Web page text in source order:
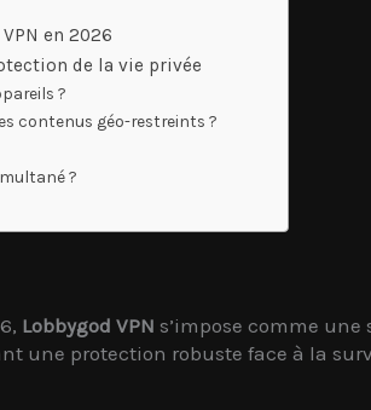
en 2026
de la vie privée
?
contenus géo-restreints ?
?
Lobbygod VPN s’impose comme
une protection robuste face à la